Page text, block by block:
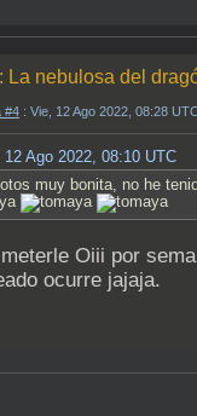
La nebulosa del
#4 : Vie, 12 Ago 2022, 08:28
Ago 2022, 08:10 UTC
muy bonita, no he
Oiii por
ocurre jajaja.